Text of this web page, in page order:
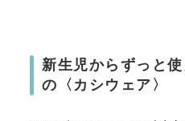
新生児からずっと
の〈カシウェア〉